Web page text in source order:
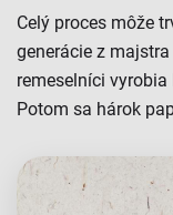
Celý proces môže
generácie z
remeselníci
Potom sa hárok